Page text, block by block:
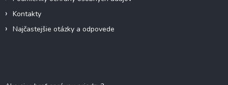
Kontakty
Najčastejšie otázky a odpovede